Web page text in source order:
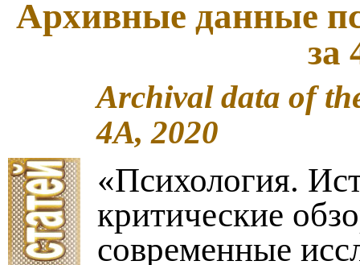
Архивные данные
за
Archival data of
4A, 2020
«Психология.
критические
современные